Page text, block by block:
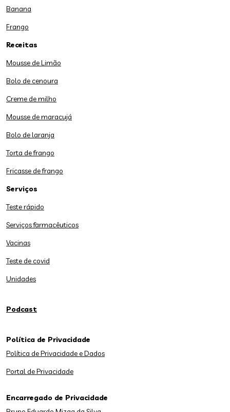
Banana
Frango
Receitas
Mousse de Limão
Bolo de cenoura
Creme de milho
Mousse de maracujá
Bolo de laranja
Torta de frango
Fricasse de frango
Serviços
Teste rápido
Serviços farmacêuticos
Vacinas
Teste de covid
Unidades
Podcast
Política de Privacidade
Política de Privacidade e Dados
Portal de Privacidade
Encarregado de Privacidade